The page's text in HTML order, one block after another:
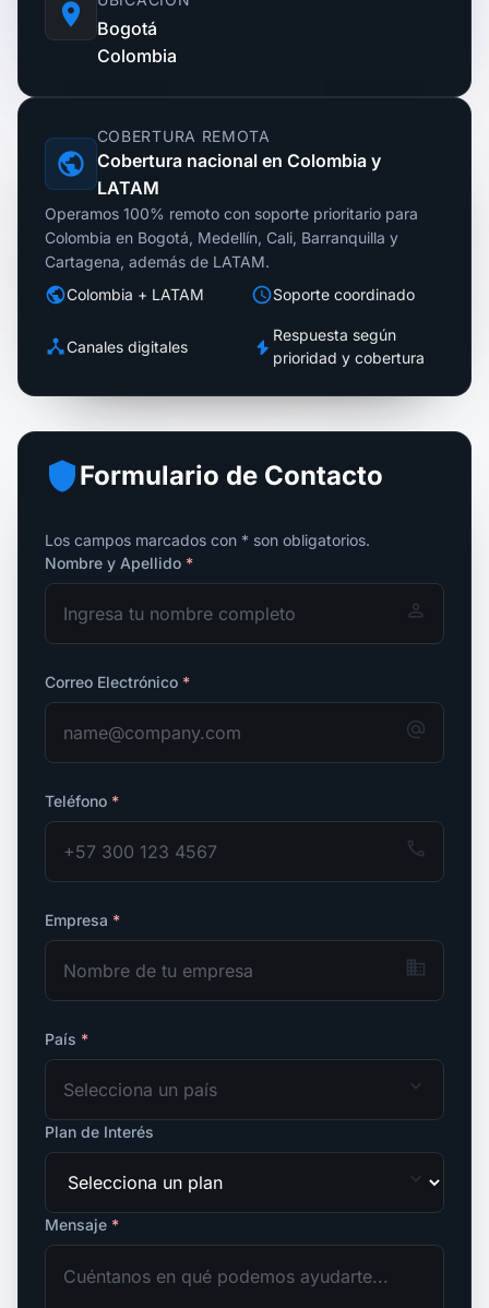
Bogotá
Colombia
COBERTURA REMOTA
Cobertura nacional en Colombia y
LATAM
Operamos 100% remoto con soporte prioritario para
Colombia en Bogotá, Medellín, Cali, Barranquilla y
Cartagena, además de LATAM.
Colombia + LATAM
Soporte coordinado
Canales digitales
Respuesta según
prioridad y cobertura
Formulario de Contacto
Los campos marcados con * son obligatorios.
Nombre y Apellido *
person
Correo Electrónico *
alternate_email
Teléfono *
call
Empresa *
business
País *
Selecciona un país expand_more
Plan de Interés
expand_more
Mensaje *